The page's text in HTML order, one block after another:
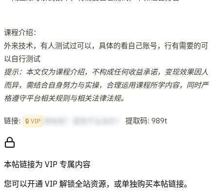
课程介绍：
外来技术，有人测试过可以，具体的看自己账号，行有需要的可
以自行测试
提示：本文仅为课程介绍，不构成任何收益承诺，变现效果因人
而异，需结合自身努力与实操，合理运用课程所学内容，同时严
格遵守平台相关规则与相关法律法规。
链接: 🔒 VIP 提取码: 989t
本帖链接为 VIP 专属内容
您可以开通 VIP 解锁全站资源，或单独购买本帖链接。